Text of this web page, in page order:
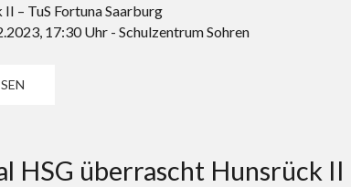
– TuS Fortuna Saarburg
17:30 Uhr - Schulzentrum Sohren
HSG überrascht Hunsrück II